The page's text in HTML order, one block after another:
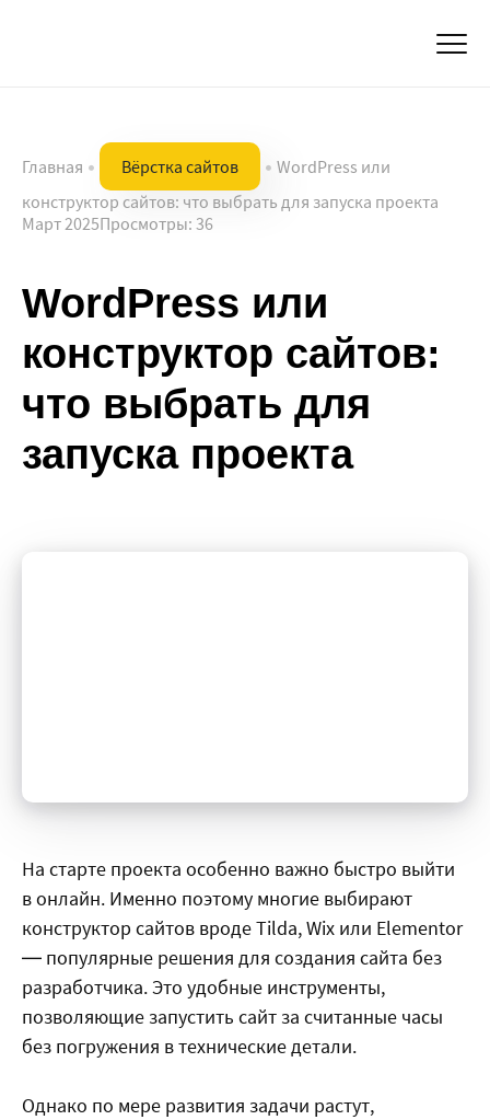
Главная • Вёрстка сайтов • WordPress или
конструктор сайтов: что выбрать для запуска проекта
Опубликовано:
Март 2025Просмотры: 36
WordPress или
конструктор сайтов:
что выбрать для
запуска проекта
На старте проекта особенно важно быстро выйти
в онлайн. Именно поэтому многие выбирают
конструктор сайтов вроде Tilda, Wix или Elementor
— популярные решения для создания сайта без
разработчика. Это удобные инструменты,
позволяющие запустить сайт за считанные часы
без погружения в технические детали.
Однако по мере развития задачи растут,